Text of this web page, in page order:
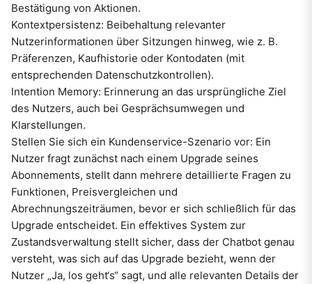
Bestätigung von Aktionen.
Kontextpersistenz: Beibehaltung relevanter
Nutzerinformationen über Sitzungen hinweg, wie z. B.
Präferenzen, Kaufhistorie oder Kontodaten (mit
entsprechenden Datenschutzkontrollen).
Intention Memory: Erinnerung an das ursprüngliche Ziel
des Nutzers, auch bei Gesprächsumwegen und
Klarstellungen.
Stellen Sie sich ein Kundenservice-Szenario vor: Ein
Nutzer fragt zunächst nach einem Upgrade seines
Abonnements, stellt dann mehrere detaillierte Fragen zu
Funktionen, Preisvergleichen und
Abrechnungszeiträumen, bevor er sich schließlich für das
Upgrade entscheidet. Ein effektives System zur
Zustandsverwaltung stellt sicher, dass der Chatbot genau
versteht, was sich auf das Upgrade bezieht, wenn der
Nutzer „Ja, los geht‘s“ sagt, und alle relevanten Details der